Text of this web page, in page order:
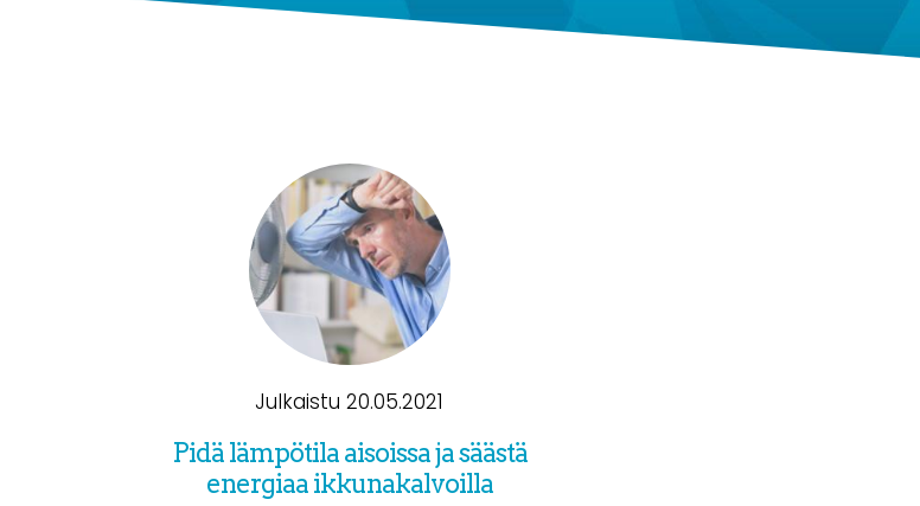
Julkaistu 20.05.2021
Pidä lämpötila aisoissa ja säästä
energiaa ikkunakalvoilla